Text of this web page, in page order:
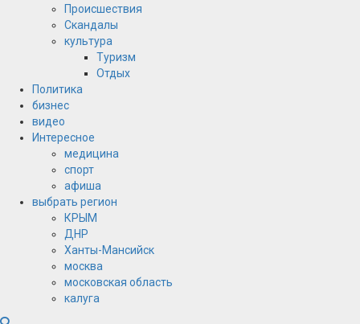
Происшествия
Скандалы
культура
Туризм
Отдых
Политика
бизнес
видео
Интересное
медицина
спорт
афиша
выбрать регион
КРЫМ
ДНР
Ханты-Мансийск
москва
московская область
калуга